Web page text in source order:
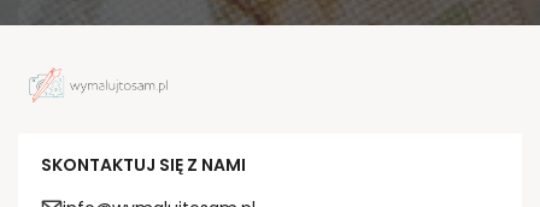
SKONTAKTUJ SIĘ Z NAMI